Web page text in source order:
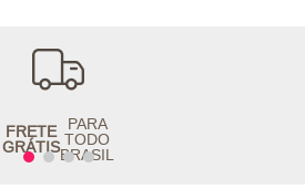
FRETE
GRÁTIS
PARA
TODO
BRASIL